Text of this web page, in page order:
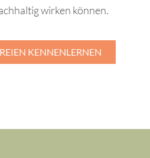
wirken können.
KENNENLERNEN